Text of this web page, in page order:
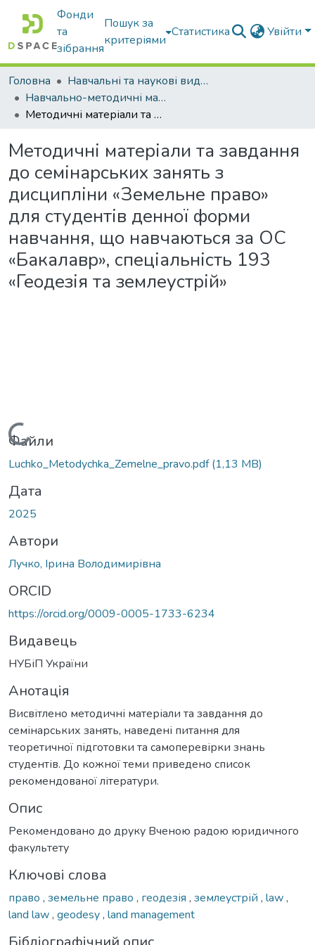
Фонди
та
зібрання
Пошук за
критеріями
Статистика Увійти
Головна
Навчальні та наукові видання
Навчально-методичні матеріали
Методичні матеріали та завдання до семінарських занять з дисципліни «Земельне право» для студентів денної форми навчання, що навчаються за ОС «Бакалавр», спеціальність 193 «Геодезія та землеустрій»
Методичні матеріали та завдання
до семінарських занять з
дисципліни «Земельне право»
для студентів денної форми
навчання, що навчаються за ОС
«Бакалавр», спеціальність 193
«Геодезія та землеустрій»
Вантажиться...
Файли
Luchko_Metodychka_Zemelne_pravo.pdf(1,13 MB)
Дата
2025
Автори
Лучко, Ірина Володимирівна
ORCID
https://orcid.org/0009-0005-1733-6234
Видавець
НУБіП України
Анотація
Висвітлено методичні матеріали та завдання до
семінарських занять, наведені питання для
теоретичної підготовки та самоперевірки знань
студентів. До кожної теми приведено список
рекомендованої літератури.
Опис
Рекомендовано до друку Вченою радою юридичного
факультету
Ключові слова
право , земельне право , геодезія , землеустрій , law,
land law, geodesy, land management